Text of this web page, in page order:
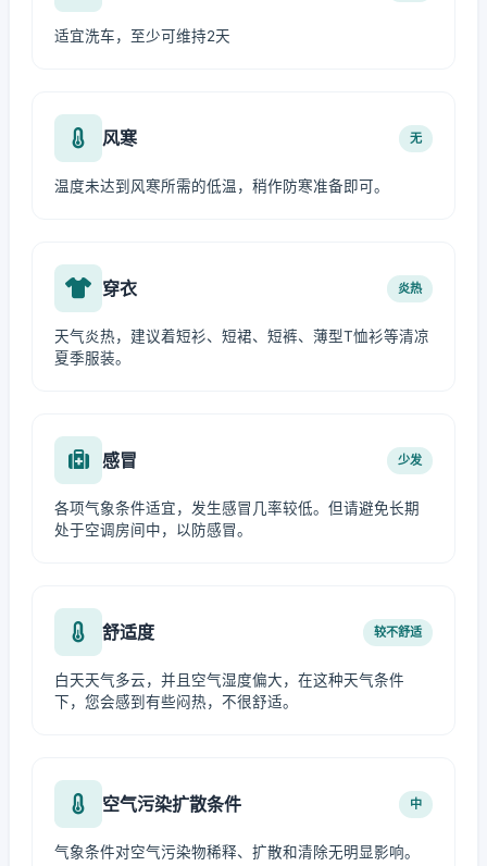
适宜洗车，至少可维持2天
风寒 无
温度未达到风寒所需的低温，稍作防寒准备即可。
穿衣 炎热
天气炎热，建议着短衫、短裙、短裤、薄型T恤衫等清凉
夏季服装。
感冒 少发
各项气象条件适宜，发生感冒几率较低。但请避免长期
处于空调房间中，以防感冒。
舒适度 较不舒适
白天天气多云，并且空气湿度偏大，在这种天气条件
下，您会感到有些闷热，不很舒适。
空气污染扩散条件 中
气象条件对空气污染物稀释、扩散和清除无明显影响。